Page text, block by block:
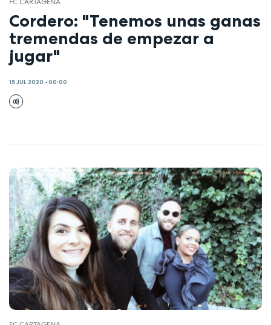
Cordero: "Tenemos unas ganas
tremendas de empezar a
jugar"
15 JUL 2020 - 00:00